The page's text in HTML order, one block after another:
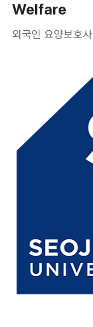
Welfare
외국인 요양보호